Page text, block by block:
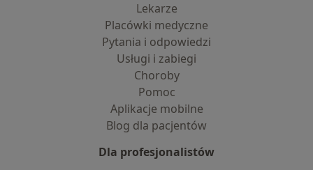
Lekarze
Placówki medyczne
Pytania i odpowiedzi
Usługi i zabiegi
Choroby
Pomoc
Aplikacje mobilne
Blog dla pacjentów
Dla profesjonalistów